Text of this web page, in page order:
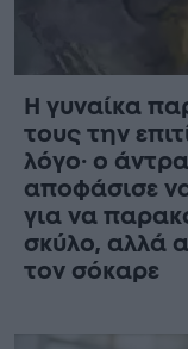
Η γυναίκα
τους την
λόγο· ο
αποφάσισε
για να
σκύλο, αλλά
τον σόκαρε